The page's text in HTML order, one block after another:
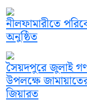
নীলফামারীতে
অনুষ্ঠিত
সৈয়দপুরে জুলাই
উপলক্ষে
জিয়ারত